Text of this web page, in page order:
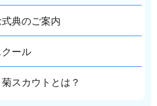
典のご案内
ール
スカウトとは？